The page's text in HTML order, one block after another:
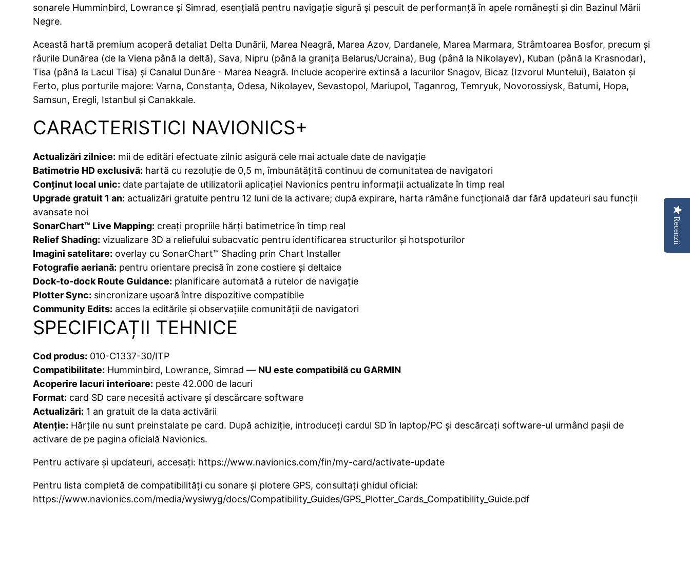
sonarele Humminbird, Lowrance și Simrad, esențială pentru navigație sigură și pescuit de performanță în apele românești și din Bazinul Mării
Negre.
Această hartă premium acoperă detaliat Delta Dunării, Marea Neagră, Marea Azov, Dardanele, Marea Marmara, Strâmtoarea Bosfor, precum și
râurile Dunărea (de la Viena până la deltă), Sava, Nipru (până la granița Belarus/Ucraina), Bug (până la Nikolayev), Kuban (până la Krasnodar),
Tisa (până la Lacul Tisa) și Canalul Dunăre - Marea Neagră. Include acoperire extinsă a lacurilor Snagov, Bicaz (Izvorul Muntelui), Balaton și
Ferto, plus porturile majore: Varna, Constanța, Odesa, Nikolayev, Sevastopol, Mariupol, Taganrog, Temryuk, Novorossiysk, Batumi, Hopa,
Samsun, Eregli, Istanbul și Canakkale.
CARACTERISTICI NAVIONICS+
Actualizări zilnice: mii de editări efectuate zilnic asigură cele mai actuale date de navigație
Batimetrie HD exclusivă: hartă cu rezoluție de 0,5 m, îmbunătățită continuu de comunitatea de navigatori
Conținut local unic: date partajate de utilizatorii aplicației Navionics pentru informații actualizate în timp real
Upgrade gratuit 1 an: actualizări gratuite pentru 12 luni de la activare; după expirare, harta rămâne funcțională dar fără updateuri sau funcții
avansate noi
SonarChart™ Live Mapping: creați propriile hărți batimetrice în timp real
Relief Shading: vizualizare 3D a reliefului subacvatic pentru identificarea structurilor și hotspoturilor
Imagini satelitare: overlay cu SonarChart™ Shading prin Chart Installer
Fotografie aeriană: pentru orientare precisă în zone costiere și deltaice
Dock-to-dock Route Guidance: planificare automată a rutelor de navigație
Plotter Sync: sincronizare ușoară între dispozitive compatibile
Community Edits: acces la editările și observațiile comunității de navigatori
SPECIFICAȚII TEHNICE
Cod produs: 010-C1337-30/ITP
Compatibilitate: Humminbird, Lowrance, Simrad — NU este compatibilă cu GARMIN
Acoperire lacuri interioare: peste 42.000 de lacuri
Format: card SD care necesită activare și descărcare software
Actualizări: 1 an gratuit de la data activării
Atenție: Hărțile nu sunt preinstalate pe card. După achiziție, introduceți cardul SD în laptop/PC și descărcați software-ul urmând pașii de
activare de pe pagina oficială Navionics.
Pentru activare și updateuri, accesați: https://www.navionics.com/fin/my-card/activate-update
Pentru lista completă de compatibilități cu sonare și plotere GPS, consultați ghidul oficial:
https://www.navionics.com/media/wysiwyg/docs/Compatibility_Guides/GPS_Plotter_Cards_Compatibility_Guide.pdf
Recenzii